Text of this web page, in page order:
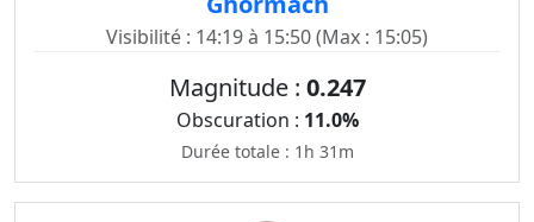
Visibilité : 14:19 à 15:50 (Max : 15:05)
Magnitude : 0.247
Obscuration : 11.0%
Durée totale : 1h 31m